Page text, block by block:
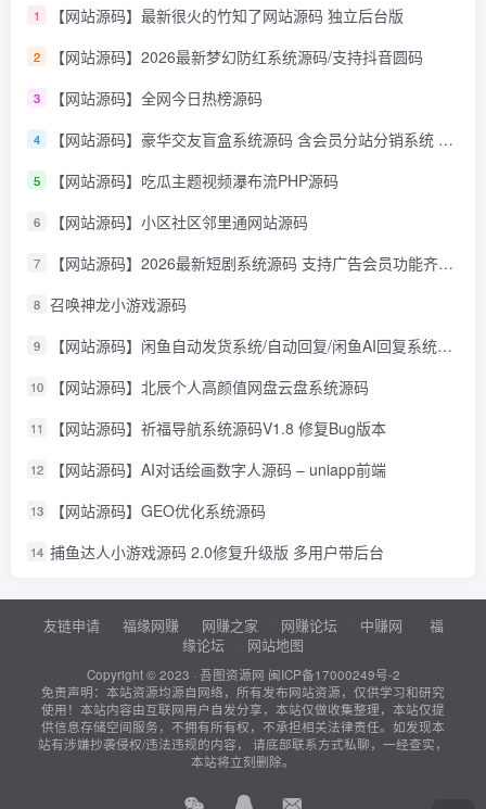
1 【网站源码】最新很火的竹知了网站源码 独立后台版
2 【网站源码】2026最新梦幻防红系统源码/支持抖音圆码
3 【网站源码】全网今日热榜源码
4 【网站源码】豪华交友盲盒系统源码 含会员分站分销系统 可易支付
5 【网站源码】吃瓜主题视频瀑布流PHP源码
6 【网站源码】小区社区邻里通网站源码
7 【网站源码】2026最新短剧系统源码 支持广告会员功能齐全短剧源码
8 召唤神龙小游戏源码
9 【网站源码】闲鱼自动发货系统/自动回复/闲鱼AI回复系统源码
10 【网站源码】北辰个人高颜值网盘云盘系统源码
11 【网站源码】祈福导航系统源码V1.8 修复Bug版本
12 【网站源码】AI对话绘画数字人源码 – uniapp前端
13 【网站源码】GEO优化系统源码
14 捕鱼达人小游戏源码 2.0修复升级版 多用户带后台
友链申请 福缘网赚 网赚之家 网赚论坛 中赚网
福
缘论坛
网站地图
Copyright © 2023 · 吾图资源网 闽ICP备17000249号-2
免责声明：本站资源均源自网络，所有发布网站资源，仅供学习和研究
使用！本站内容由互联网用户自发分享，本站仅做收集整理，本站仅提
供信息存储空间服务，不拥有所有权，不承担相关法律责任。如发现本
站有涉嫌抄袭侵权/违法违规的内容， 请底部联系方式私聊，一经查实，
本站将立刻删除。